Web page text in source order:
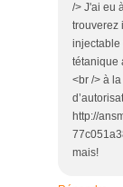
/> J'ai eu
trouverez
injectable
tétanique
<br /> à
http://
mais!